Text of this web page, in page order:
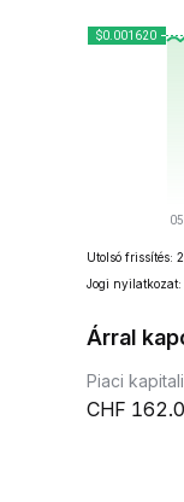
Utolsó
Jogi nyilatkozat:
Árral
Piaci